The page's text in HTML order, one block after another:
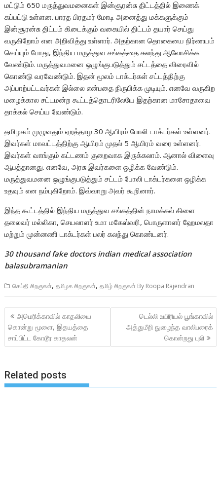
மட்டும் 650 மருத்துவமனைகள் இன்சூரன்சு திட்டத்தில் இணைக்
கப்பட்டு உள்ளன. பாரத பிரதமர் மோடி அனைத்து மக்களுக்கும்
இன்சூரன்சு திட்டம் கிடைக்கும் வகையில் திட்டம் தயார் செய்து
வருகிறோம் என அறிவித்து உள்ளார். அதற்கான தொகையை நிர்ணயம்
செய்யும் போது, இந்திய மருத்துவ சங்கத்தை கலந்து ஆலோசிக்க
வேண்டும். மருத்துவமனை ஒழுங்குபடுத்தும் சட்டத்தை விரைவில்
கொண்டு வரவேண்டும். இதன் மூலம் டாக்டர்கள் சட்டத்திற்கு
அப்பாற்பட்டவர்கள் இல்லை என்பதை நிருபிக்க முடியும். எனவே வருகிற
மழைக்கால சட்டமன்ற கூட்டத்தொடரிலேயே இதற்கான மாசோதாவை
தாக்கல் செய்ய வேண்டும்.
தமிழகம் முழுவதும் ஏறத்தாழ 30 ஆயிரம் போலி டாக்டர்கள் உள்ளனர்.
இவர்கள் மாவட்டத்திற்கு ஆயிரம் முதல் 5 ஆயிரம் வரை உள்ளனர்.
இவர்கள் வாங்கும் கட்டணம் குறைவாக இருக்கலாம். ஆனால் விளைவு
ஆபத்தானது. எனவே, அரசு இவர்களை ஒழிக்க வேண்டும்.
மருத்துவமனை ஒழுங்குபடுத்தும் சட்டம் போலி டாக்டர்களை ஒழிக்க
உதவும் என நம்புகிறோம். இவ்வாறு அவர் கூறினார்.
இந்த கூட்டத்தில் இந்திய மருத்துவ சங்கத்தின் நாமக்கல் கிளை
தலைவர் மல்லிகா, செயலாளர் உமா மகேஸ்வரி, பொருளாளர் ஹேமலதா
மற்றும் முன்னணி டாக்டர்கள் பலர் கலந்து கொண்டனர்.
30 thousand fake doctors indian medical association
balasubramanian
செய்தி சிறகுகள்,தமிழக சிறகுகள்,தமிழ் சிறகுகள் By Roopa Rajendran
Post
navigation
அமெரிக்காவில் காதலியை
கொன்று மூளை, இதயத்தை
சாப்பிட்ட கோடூர காதலன்
டெல்லி உயிரியல் பூங்காவில்
அத்துமீறி நுழைந்த வாலிபரைக்
கொன்றது புலி
Related posts